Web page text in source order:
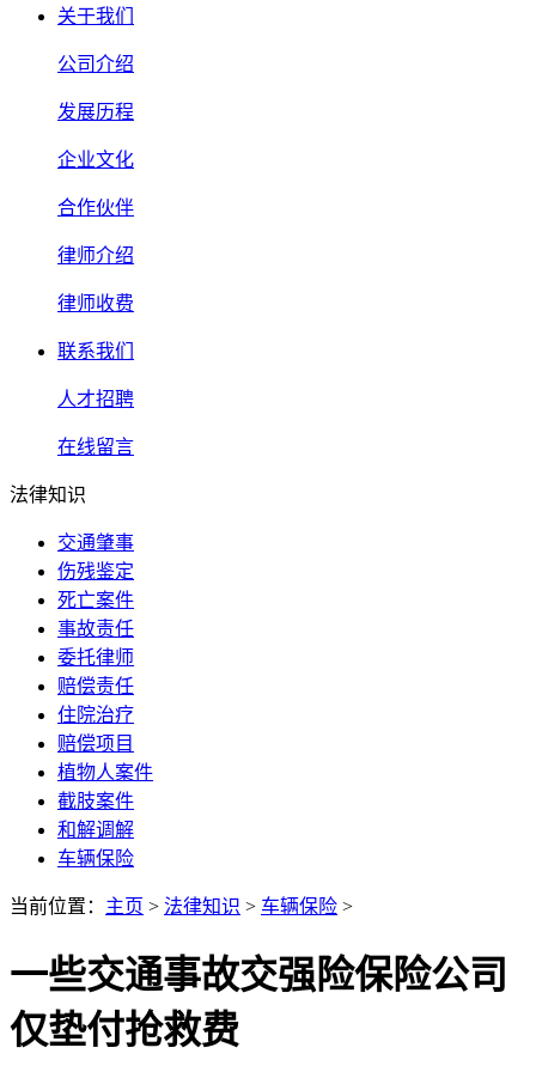
关于我们
公司介绍
发展历程
企业文化
合作伙伴
律师介绍
律师收费
联系我们
人才招聘
在线留言
法律知识
交通肇事
伤残鉴定
死亡案件
事故责任
委托律师
赔偿责任
住院治疗
赔偿项目
植物人案件
截肢案件
和解调解
车辆保险
当前位置： 主页 > 法律知识 > 车辆保险 >
一些交通事故交强险保险公司
仅垫付抢救费